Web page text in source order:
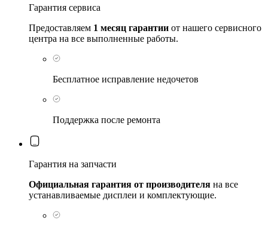
Гарантия сервиса
Предоставляем 1 месяц гарантии от нашего сервисного
центра на все выполненные работы.
Бесплатное исправление недочетов
Поддержка после ремонта
Гарантия на запчасти
Официальная гарантия от производителя на все
устанавливаемые дисплеи и комплектующие.